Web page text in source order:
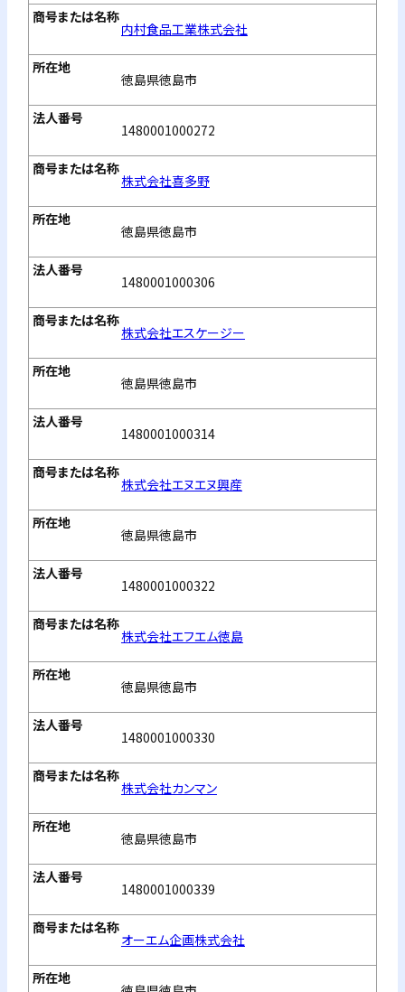
内村食品工業株式会社
徳島県徳島市
1480001000272
株式会社喜多野
徳島県徳島市
1480001000306
株式会社エスケージー
徳島県徳島市
1480001000314
株式会社エヌエヌ興産
徳島県徳島市
1480001000322
株式会社エフエム徳島
徳島県徳島市
1480001000330
株式会社カンマン
徳島県徳島市
1480001000339
オーエム企画株式会社